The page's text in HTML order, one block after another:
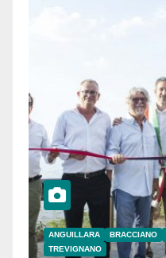
ANGUILLARA BRACCIANO
TREVIGNANO